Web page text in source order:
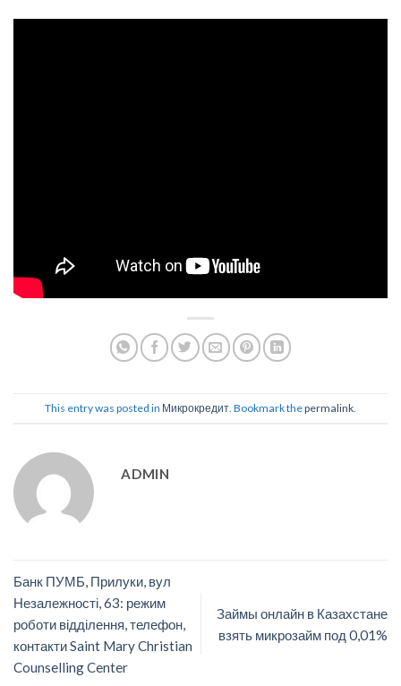
This entry was posted in Микрокредит. Bookmark thepermalink.
ADMIN
Банк ПУМБ, Прилуки, вул
Незалежності, 63: режим
роботи відділення, телефон,
контакти Saint Mary Christian
Counselling Center
Займы онлайн в Казахстане
взять микрозайм под 0,01%